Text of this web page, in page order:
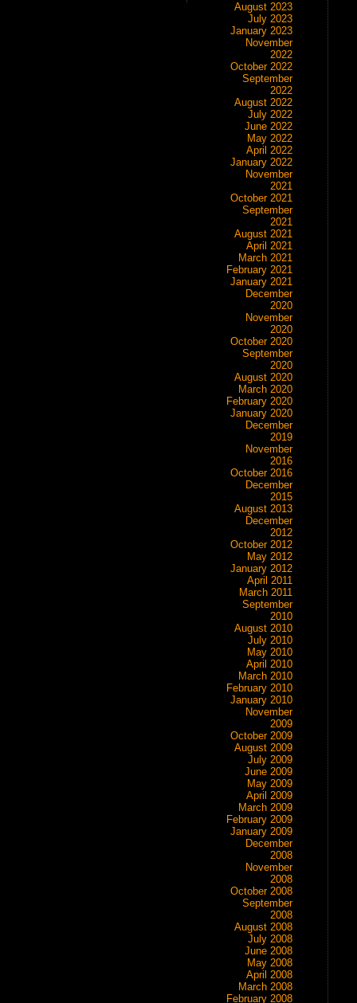
August 2023
July 2023
January 2023
November
2022
October 2022
September
2022
August 2022
July 2022
June 2022
May 2022
April 2022
January 2022
November
2021
October 2021
September
2021
August 2021
April 2021
March 2021
February 2021
January 2021
December
2020
November
2020
October 2020
September
2020
August 2020
March 2020
February 2020
January 2020
December
2019
November
2016
October 2016
December
2015
August 2013
December
2012
October 2012
May 2012
January 2012
April 2011
March 2011
September
2010
August 2010
July 2010
May 2010
April 2010
March 2010
February 2010
January 2010
November
2009
October 2009
August 2009
July 2009
June 2009
May 2009
April 2009
March 2009
February 2009
January 2009
December
2008
November
2008
October 2008
September
2008
August 2008
July 2008
June 2008
May 2008
April 2008
March 2008
February 2008